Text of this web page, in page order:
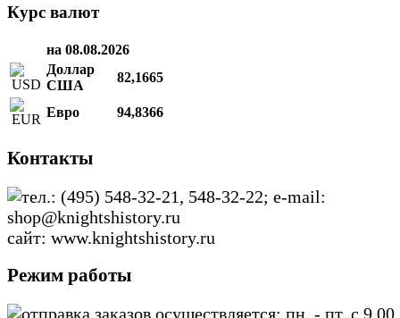
Курс валют
на 08.08.2026
Доллар
США
82,1665
Евро 94,8366
Контакты
тел.: (495) 548-32-21, 548-32-22; e-mail:
shop@knightshistory.ru
сайт: www.knightshistory.ru
Режим работы
отправка заказов осуществляется: пн. - пт. с 9.00